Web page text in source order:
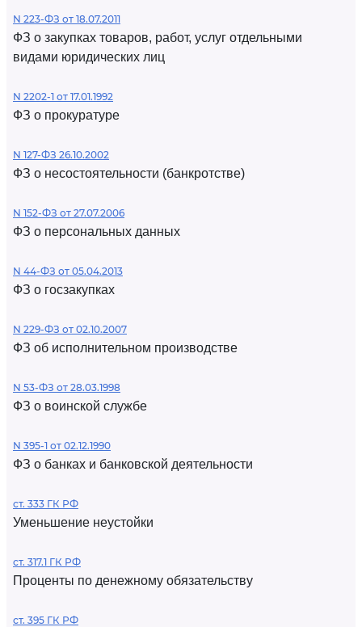
N 223-ФЗ от 18.07.2011
ФЗ о закупках товаров, работ, услуг отдельными
видами юридических лиц
N 2202-1 от 17.01.1992
ФЗ о прокуратуре
N 127-ФЗ 26.10.2002
ФЗ о несостоятельности (банкротстве)
N 152-ФЗ от 27.07.2006
ФЗ о персональных данных
N 44-ФЗ от 05.04.2013
ФЗ о госзакупках
N 229-ФЗ от 02.10.2007
ФЗ об исполнительном производстве
N 53-ФЗ от 28.03.1998
ФЗ о воинской службе
N 395-1 от 02.12.1990
ФЗ о банках и банковской деятельности
ст. 333 ГК РФ
Уменьшение неустойки
ст. 317.1 ГК РФ
Проценты по денежному обязательству
ст. 395 ГК РФ